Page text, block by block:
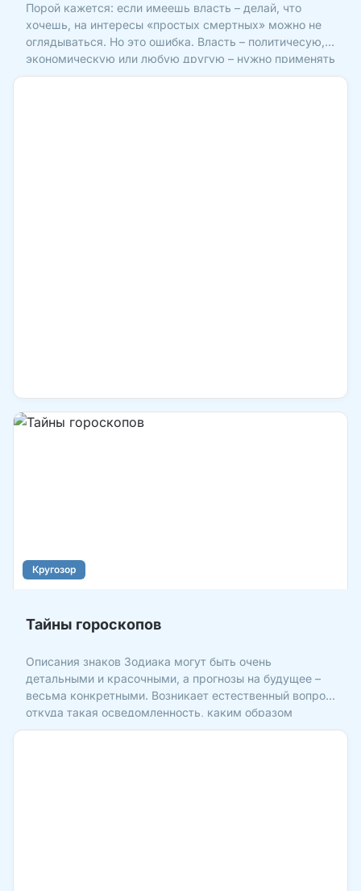
Порой кажется: если имеешь власть – делай, что
хочешь, на интересы «простых смертных» можно не
оглядываться. Но это ошибка. Власть – политичесую,
экономическую или любую другую – нужно применять
разумно. Руководствуясь здравым смыслом,
Кругозор
Тайны гороскопов
Описания знаков Зодиака могут быть очень
детальными и красочными, а прогнозы на будущее –
весьма конкретными. Возникает естественный вопрос:
откуда такая осведомленность, каким образом
астрологи получили свои знания? В этой статье я буду